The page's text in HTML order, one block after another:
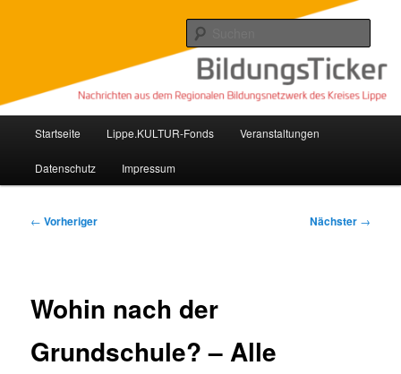
Lippe Bildungsticker
Nachrichten aus dem regionalen Bildungsnetzwerk des Kreises Lippe
Startseite Lippe.KULTUR-Fonds Veranstaltungen
Datenschutz Impressum
Beitragsnavigation
← Vorheriger Nächster →
Wohin nach der
Grundschule? – Alle